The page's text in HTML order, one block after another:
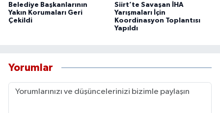
Belediye Başkanlarının
Yakın Korumaları Geri
Çekildi
Siirt’te Savaşan İHA
Yarışmaları İçin
Koordinasyon Toplantısı
Yapıldı
Yorumlar